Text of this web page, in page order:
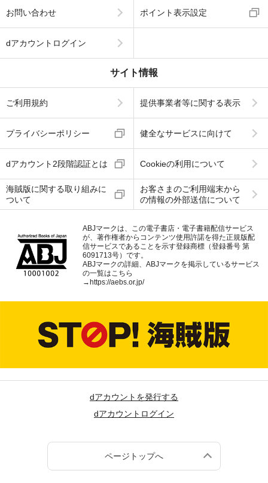
お問い合わせ ポイント表示設定
dアカウントログイン
サイト情報
ご利用規約 提供事業者等に関する表示
プライバシーポリシー 健全なサービスに向けて
dアカウント2段階認証とは Cookieの利用について
海賊版に関する取り組みに
ついて
お客さまのご利用端末から
の情報の外部送信について
ABJマークは、この電子書店・電子書籍配信サービス
が、著作権者からコンテンツ使用許諾を得た正規版配
信サービスであることを示す登録商標（登録番号 第
6091713号）です。
ABJマークの詳細、ABJマークを掲示しているサービス
の一覧はこちら
→https://aebs.or.jp/
dアカウントを発行する
dアカウントログイン
ページトップへ